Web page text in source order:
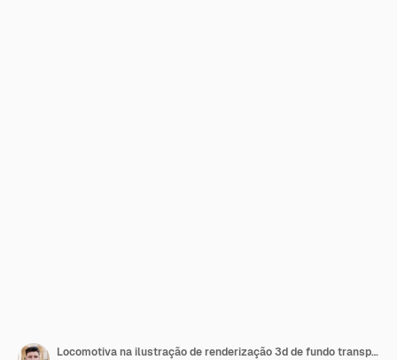
Locomotiva na ilustração de renderização 3d de fundo transparente